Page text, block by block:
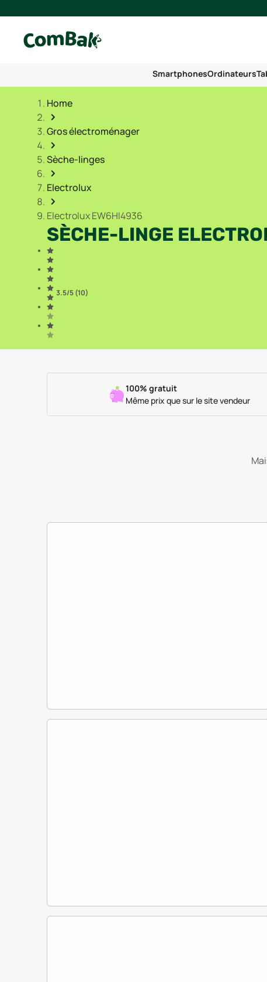
SmartphonesOrdinateurs
Home
Gros électroménager
Sèche-linges
Electrolux
Electrolux EW6HI4936
SÈCHE-LINGE
3.5/5 (10)
100% gratuit
Même prix que sur le site vendeur